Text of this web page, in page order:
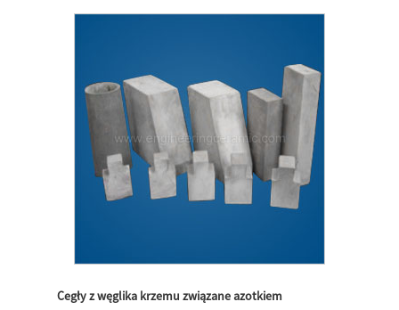
Cegły z węglika krzemu związane azotkiem